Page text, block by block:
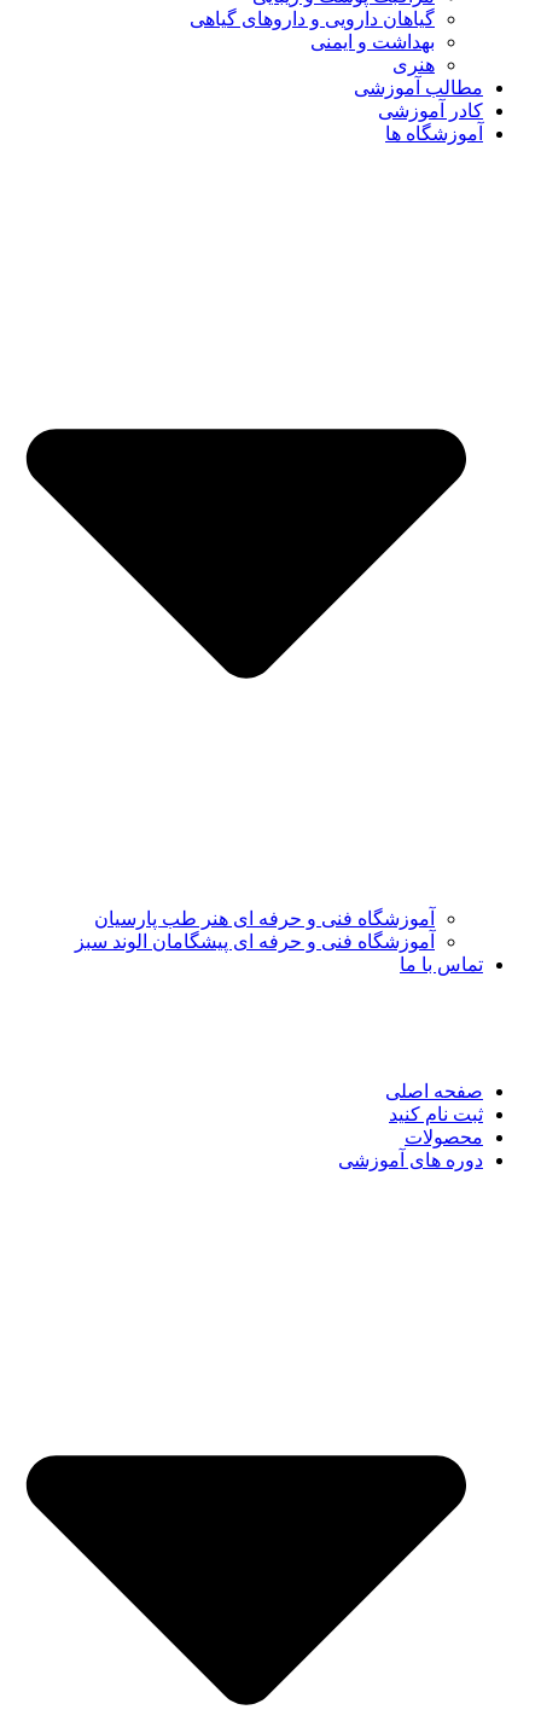
گیاهان دارویی و داروهای گیاهی
بهداشت و ایمنی
هنری
مطالب آموزشی
کادر آموزشی
آموزشگاه ها
آموزشگاه فنی و حرفه ای هنر طب پارسیان
آموزشگاه فنی و حرفه ای پیشگامان الوند سبز
تماس با ما
صفحه اصلی
ثبت نام کنید
محصولات
دوره های آموزشی